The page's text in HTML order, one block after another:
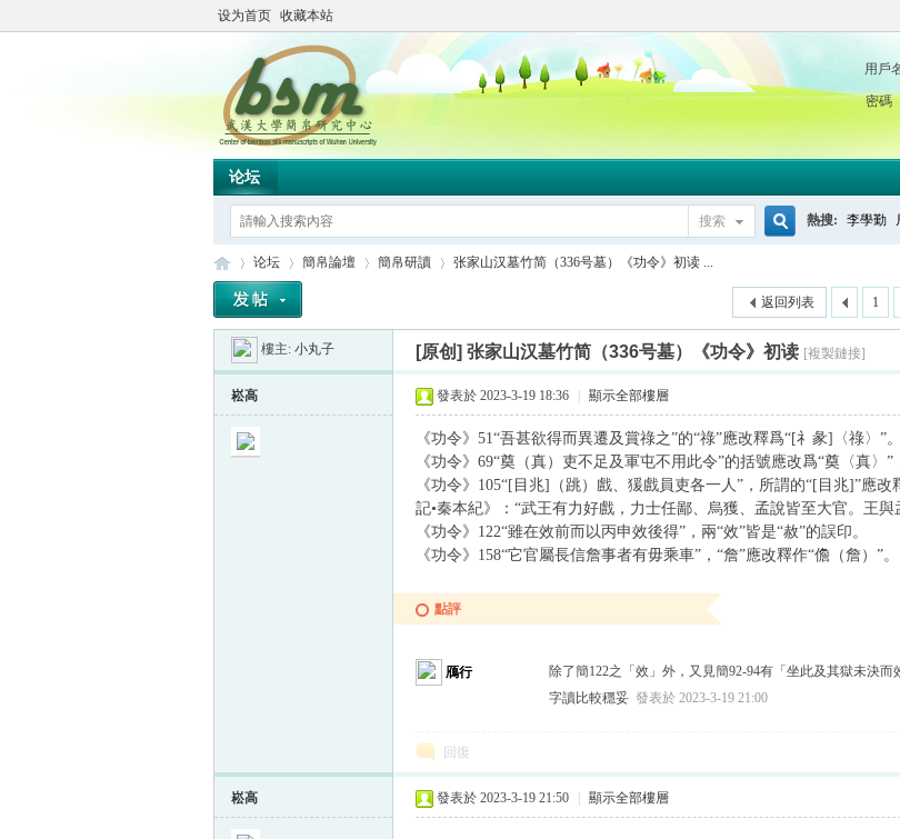
设为首页 收藏本站
用戶
密碼
论坛
搜索
索
熱搜: 李學勤
»
论坛
›
簡帛論壇 簡帛研讀
›
张家山汉墓竹简（336号墓）《功令》初读 ...
1
返回列表
樓主: 小丸子 [原创] 张家山汉墓竹简（336号墓）《功令》初读 [複製鏈接]
崧高 發表於 2023-3-19 18:36 顯示全部樓層
《功令》51“吾甚欲得而異遷及賞祿之”的“祿”應改釋爲“[礻彖]〈祿〉”。
《功令》69“奠（真）吏不足及軍屯不用此令”的括號應改爲“奠〈真〉
《功令》105“[目兆]（跳）戲、猨戲員吏各一人”，所謂的“[目兆]”應
記•秦本紀》：“武王有力好戲，力士任鄙、烏獲、孟說皆至大官。王與
《功令》122“雖在效前而以丙申效後得”，兩“效”皆是“赦”的誤印。
《功令》158“它官屬長信詹事者有毋乘車”，“詹”應改釋作“儋（詹）”。
點評
鴈行
除了簡122之「效」外，又見簡92-94有「坐此及其獄未決
字讀比較穩妥 發表於 2023-3-19 21:00
回復
崧高 發表於 2023-3-19 21:50 顯示全部樓層